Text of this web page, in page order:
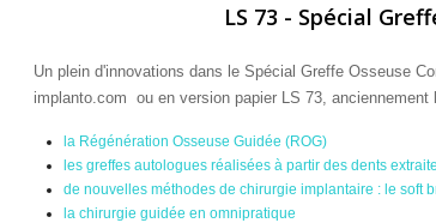
LS 73 - Spécial
Un plein d'innovations dans le Spécial Greffe Osseuse
implanto.com ou en version papier LS 73, anciennement
la Régénération Osseuse Guidée (ROG)
les greffes autologues réalisées à partir des dents
de nouvelles méthodes de chirurgie implantaire : le soft
la chirurgie guidée en omnipratique